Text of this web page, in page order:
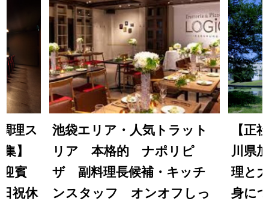
理ス
】
賓
祝休
池袋エリア・人気トラット
リア 本格的 ナポリピ
ザ 副料理長候補・キッチ
ンスタッフ オンオフしっ
【正
川県
理と
身に